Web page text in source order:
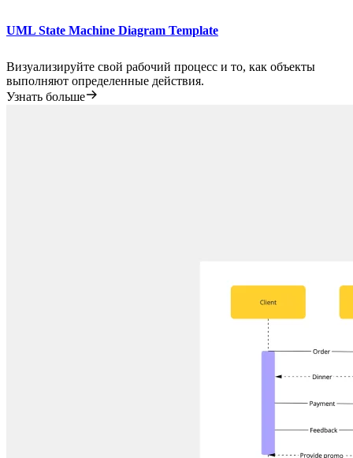
UML State Machine Diagram Template
Визуализируйте свой рабочий процесс и то, как объекты
выполняют определенные действия.
Узнать больше